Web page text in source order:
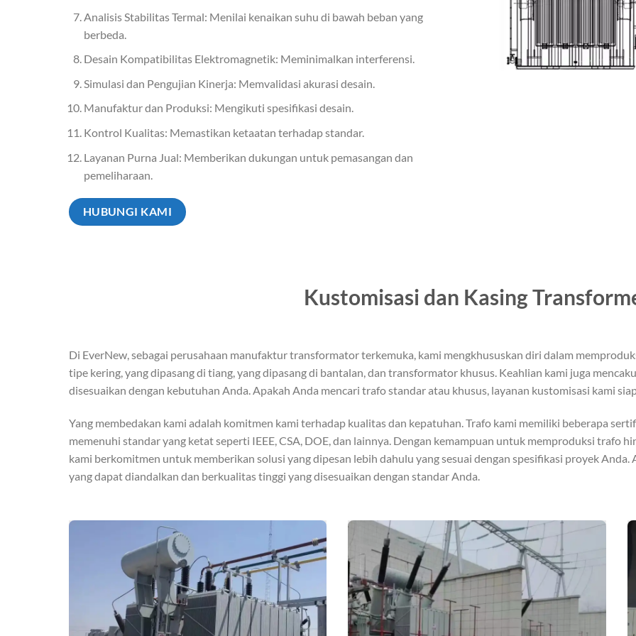
Analisis Stabilitas Termal: Menilai kenaikan suhu di bawah beban yang
berbeda.
Desain Kompatibilitas Elektromagnetik: Meminimalkan interferensi.
Simulasi dan Pengujian Kinerja: Memvalidasi akurasi desain.
Manufaktur dan Produksi: Mengikuti spesifikasi desain.
Kontrol Kualitas: Memastikan ketaatan terhadap standar.
Layanan Purna Jual: Memberikan dukungan untuk pemasangan dan
pemeliharaan.
HUBUNGI KAMI
Kustomisasi dan Kasing
Di EverNew, sebagai perusahaan manufaktur transformator terkemuka, kami mengkhususkan diri dalam
tipe kering, yang dipasang di tiang, yang dipasang di bantalan, dan transformator khusus. Keahlian kami juga
disesuaikan dengan kebutuhan Anda. Apakah Anda mencari trafo standar atau khusus, layanan kustomisasi kami
Yang membedakan kami adalah komitmen kami terhadap kualitas dan kepatuhan. Trafo kami memiliki beberapa
memenuhi standar yang ketat seperti IEEE, CSA, DOE, dan lainnya. Dengan kemampuan untuk memproduksi trafo
kami berkomitmen untuk memberikan solusi yang dipesan lebih dahulu yang sesuai dengan spesifikasi proyek
yang dapat diandalkan dan berkualitas tinggi yang disesuaikan dengan standar Anda.